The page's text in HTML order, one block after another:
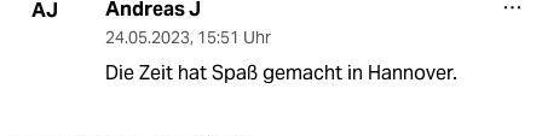
AJ Andreas J
24.05.2023, 15:51 Uhr
Die Zeit hat Spaß gemacht in Hannover.